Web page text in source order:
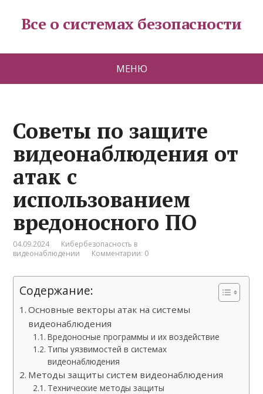
Все о системах безопасности
МЕНЮ
Советы по защите
видеонаблюдения от
атак с
использованием
вредоносного ПО
04.09.2024
Кибербезопасность в
видеонаблюдении
Комментарии: 0
Содержание:
Основные векторы атак на системы
видеонаблюдения
Вредоносные программы и их воздействие
Типы уязвимостей в системах
видеонаблюдения
Методы защиты систем видеонаблюдения
Технические методы защиты